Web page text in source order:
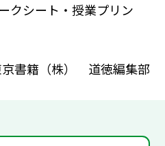
クシート・授業プリン
京書籍（株） 道徳編集部